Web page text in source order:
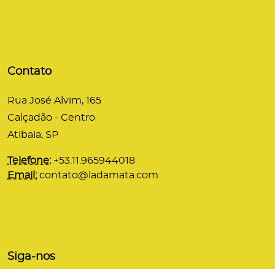
Contato
Rua José Alvim, 165
Calçadão - Centro
Atibaia, SP
Telefone: +53.11.965944018
Email: contato@ladamata.com
Siga-nos